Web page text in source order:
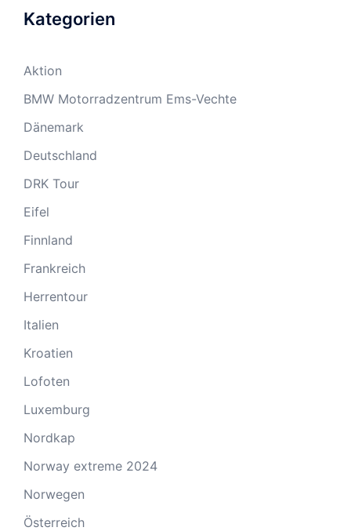
Kategorien
Aktion
BMW Motorradzentrum Ems-Vechte
Dänemark
Deutschland
DRK Tour
Eifel
Finnland
Frankreich
Herrentour
Italien
Kroatien
Lofoten
Luxemburg
Nordkap
Norway extreme 2024
Norwegen
Österreich